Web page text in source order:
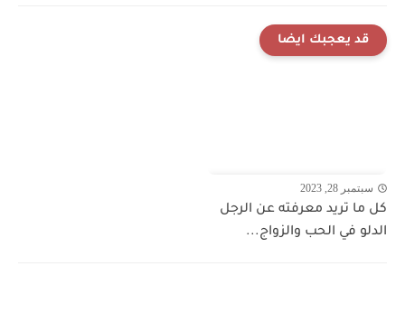
قد يعجبك ايضا
سبتمبر 28, 2023
كل ما تريد معرفته عن الرجل
الدلو في الحب والزواج...